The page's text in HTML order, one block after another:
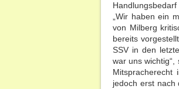
„Wir haben ein
von Milberg
bereits
SSV in den
war uns
Mitspracherecht
jedoch erst nach